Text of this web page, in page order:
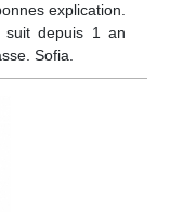
explication.
depuis 1 an
Sofia.